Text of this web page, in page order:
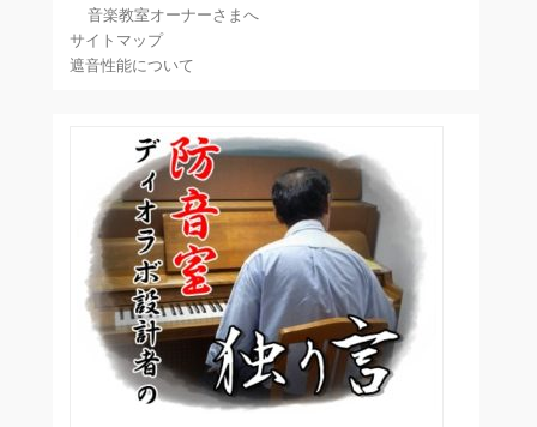
音楽教室オーナーさまへ
サイトマップ
遮音性能について